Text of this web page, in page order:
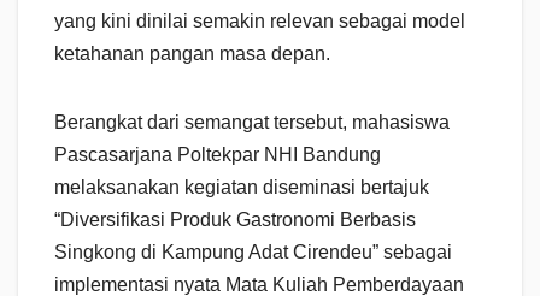
yang kini dinilai semakin relevan sebagai model
ketahanan pangan masa depan.
Berangkat dari semangat tersebut, mahasiswa
Pascasarjana Poltekpar NHI Bandung
melaksanakan kegiatan diseminasi bertajuk
“Diversifikasi Produk Gastronomi Berbasis
Singkong di Kampung Adat Cirendeu” sebagai
implementasi nyata Mata Kuliah Pemberdayaan